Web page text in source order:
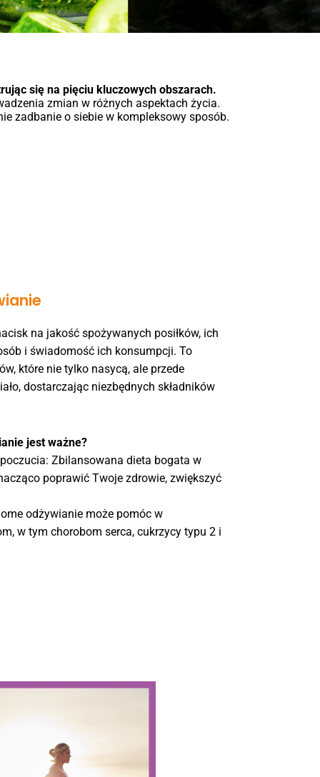
się na pięciu kluczowych obszarach.
zmian w różnych aspektach życia.
zadbanie o siebie w kompleksowy sposób.
na jakość spożywanych posiłków, ich
i świadomość ich konsumpcji. To
które nie tylko nasycą, ale przede
dostarczając niezbędnych składników
jest ważne?
Zbilansowana dieta bogata w
poprawić Twoje zdrowie, zwiększyć
odżywianie może pomóc w
w tym chorobom serca, cukrzycy typu 2 i